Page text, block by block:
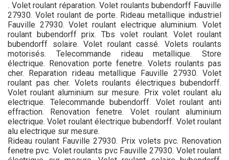
. Volet roulant réparation. Volet roulants bubendorff Fauville
27930. Volet roulant de porte. Rideau metallique industriel
Fauville 27930. Volet roulant electrique aluminium. Volet
roulant bubendorff prix. Tbs volet roulant. Volet roulant
bubendorff solaire. Volet roulant cassé. Volets roulants
motorisés. Telecommande rideau metallique. Store
électrique. Renovation porte fenetre. Volets roulants pas
cher. Reparation rideau metallique Fauville 27930. Volet
roulant pas cher. Volets roulants électriques bubendorff.
Volet roulant aluminium sur mesure. Prix volet roulant alu
electrique. Telecommande bubendorff. Volet roulant anti
effraction. Renovation fenetre. Volet roulant aluminium
electrique. Volet roulant électrique bubendorff. Volet roulant
alu electrique sur mesure.
Rideau roulant Fauville 27930. Prix volets pvc. Renovation
fenetre pvc. Volet roulants pvc Fauville 27930. Volet roulant